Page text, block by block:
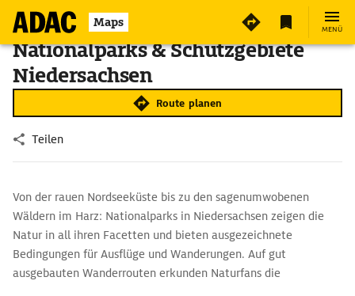
Maps MENÜ
Nationalparks & Schutzgebiete
Niedersachsen
Route planen
Teilen
Von der rauen Nordseeküste bis zu den sagenumwobenen
Wäldern im Harz: Nationalparks in Niedersachsen zeigen die
Natur in all ihren Facetten und bieten ausgezeichnete
Bedingungen für Ausflüge und Wanderungen. Auf gut
ausgebauten Wanderrouten erkunden Naturfans die